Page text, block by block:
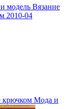
модель Вязание
2010-04
крючком Мода и